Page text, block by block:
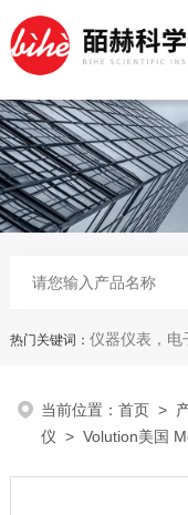
热门关键词： 仪器仪表，电子设备，
当前位置：首页 >
仪 > Volution美国